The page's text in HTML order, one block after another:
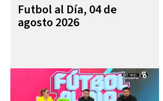
Futbol al Día, 04 de
agosto 2026